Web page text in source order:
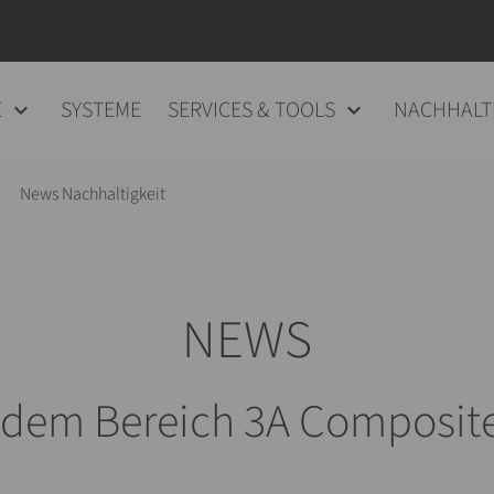
SYSTEME SERVICES & TOOLS
News Nachhaltigkeit
NEWS
Bereich 3A